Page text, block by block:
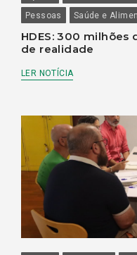
Pessoas
Saúde e
HDES: 300 milhões
de realidade
LER NOTÍCIA